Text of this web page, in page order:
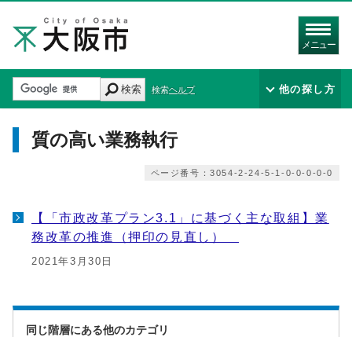
メニュー
検索 検索ヘルプ 他の探し方
質の高い業務執行
ページ番号：3054-2-24-5-1-0-0-0-0-0
【「市政改革プラン3.1」に基づく主な取組】業
務改革の推進（押印の見直し）
2021年3月30日
同じ階層にある他のカテゴリ